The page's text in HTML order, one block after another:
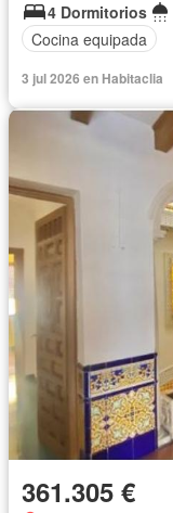
4 Dormitorios
Cocina equipada
3 jul 2026 en Habitaclia
361.305 €